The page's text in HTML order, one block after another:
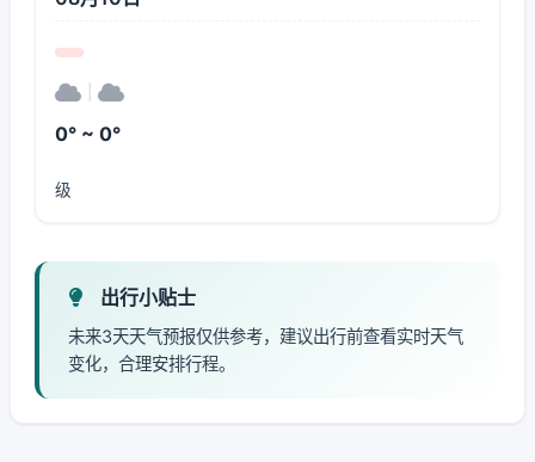
0° ~ 0°
级
出行小贴士
未来3天天气预报仅供参考，建议出行前查看实时天气
变化，合理安排行程。